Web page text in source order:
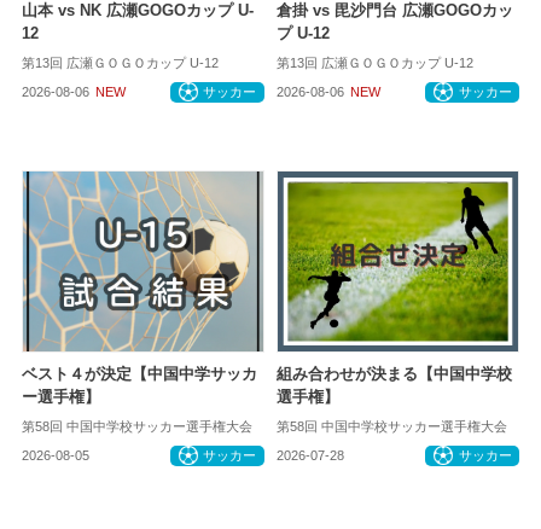
山本 vs NK 広瀬GOGOカップ U-
12
第13回 広瀬ＧＯＧＯカップ U-12
2026-08-06 NEW サッカー
倉掛 vs 毘沙門台 広瀬GOGOカッ
プ U-12
第13回 広瀬ＧＯＧＯカップ U-12
2026-08-06 NEW サッカー
ベスト４が決定【中国中学サッカ
ー選手権】
第58回 中国中学校サッカー選手権大会
2026-08-05 サッカー
組み合わせが決まる【中国中学校
選手権】
第58回 中国中学校サッカー選手権大会
2026-07-28 サッカー